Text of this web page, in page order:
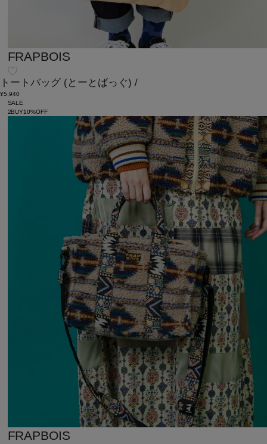
FRAPBOIS
トートバッグ (とーとばっぐ) /
¥5,940
SALE
2BUY10%OFF
FRAPBOIS